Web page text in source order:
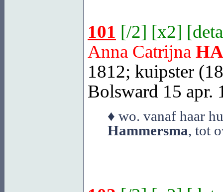
101 [/2] [x2] [
Anna Catrijna
1812; kuipster
Bolsward 15 apr.
♦ wo. vanaf haar
Hammersma, tot